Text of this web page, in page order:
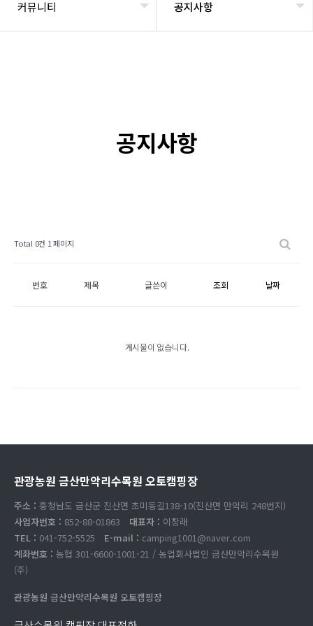
커뮤니티 공지사항
공지사항
Total 0건 1 페이지
번호 제목 글쓴이 조회 날짜
게시물이 없습니다.
관광농원 금산만악리수목원 오토캠핑장
주소 : 충청남도 금산군 진산면 초미동길138-10(진산면 만악리 248번지)
사업자번호 : 852-88-01863 대표자 : 이창래
TEL : 041-752-5525 E-mail : camping1001@naver.com
계좌번호 : 농협 301-6600-1001-21 / 농업회사법인 금산만악리수목원
(주)
관광농원 금산만악리수목원 오토캠핑장